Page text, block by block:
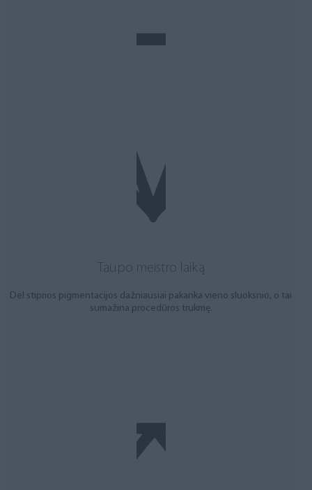
Taupo meistro laiką
Dėl stiprios pigmentacijos dažniausiai pakanka vieno sluoksnio, o tai
sumažina procedūros trukmę.